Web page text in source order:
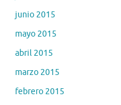
junio 2015
mayo 2015
abril 2015
marzo 2015
febrero 2015